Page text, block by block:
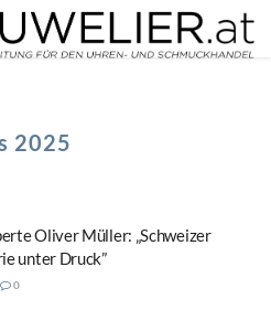
2025
Oliver Müller: „Schweizer
unter Druck”
0